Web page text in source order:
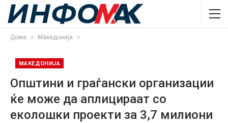
Дома Македонија
МАКЕДОНИЈА
Општини и граѓански организации
ќе може да аплицираат со
еколошки проекти за 3,7 милиони